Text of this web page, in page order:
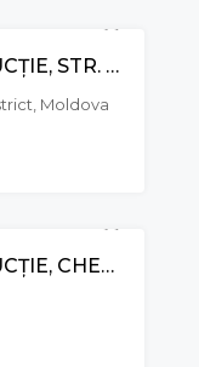
VÂNZARETEREN PENTRU CONSTRUCȚIE, STR. ALEXANDRU HÂJDEU, IALOVENI
Moldova
VÂNZARETEREN PENTRU CONSTRUCȚIE, CHETROSU, ANENII NOI